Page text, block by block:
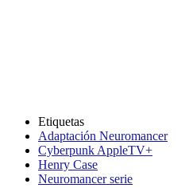
Etiquetas
Adaptación Neuromancer
Cyberpunk AppleTV+
Henry Case
Neuromancer serie